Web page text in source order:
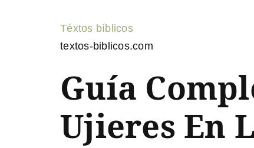
Téxtos bíblicos
textos-biblicos.com
Guía
Ujieres En